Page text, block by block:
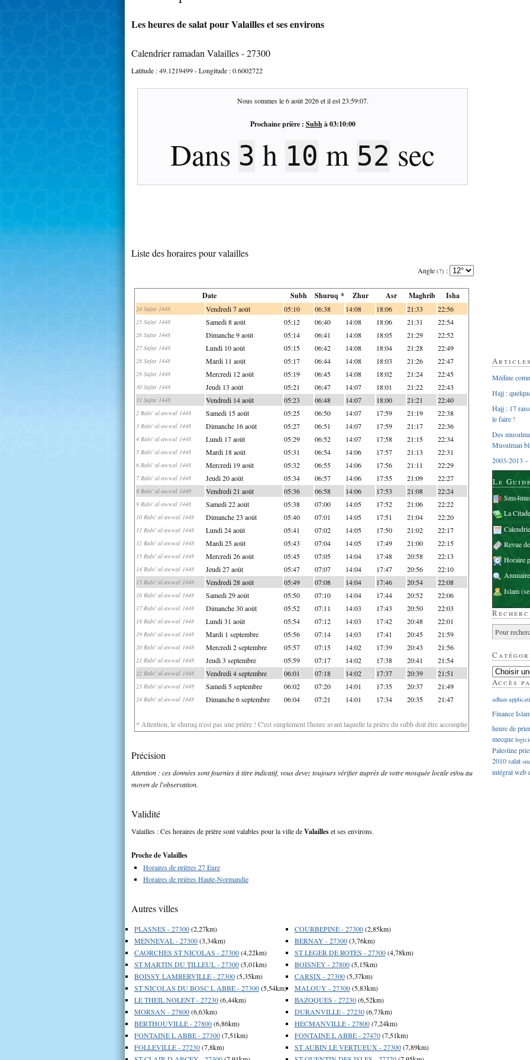
Les heures de salat pour Valailles et ses environs
Calendrier ramadan Valailles - 27300
Latitude :49.1219499- Longitude :0.6002722
Nous sommes le6 août 2026et il est23:59:08.
Prochaine prière : Subhà03:10:00
Dans 3 h 10 m 51 sec
Liste des horaires pour valailles
Angle (?) :
Date Subh Shuruq * Zhur Asr Maghrib Isha
24 Safar 1448 Vendredi 7 août 05:10 06:38 14:08 18:06 21:33 22:56
25 Safar 1448 Samedi 8 août 05:12 06:40 14:08 18:06 21:31 22:54
26 Safar 1448 Dimanche 9 août 05:14 06:41 14:08 18:05 21:29 22:52
27 Safar 1448 Lundi 10 août 05:15 06:42 14:08 18:04 21:28 22:49
28 Safar 1448 Mardi 11 août 05:17 06:44 14:08 18:03 21:26 22:47
29 Safar 1448 Mercredi 12 août 05:19 06:45 14:08 18:02 21:24 22:45
30 Safar 1448 Jeudi 13 août 05:21 06:47 14:07 18:01 21:22 22:43
31 Safar 1448 Vendredi 14 août 05:23 06:48 14:07 18:00 21:21 22:40
2 Rabi' al-awwal 1448 Samedi 15 août 05:25 06:50 14:07 17:59 21:19 22:38
3 Rabi' al-awwal 1448 Dimanche 16 août 05:27 06:51 14:07 17:59 21:17 22:36
4 Rabi' al-awwal 1448 Lundi 17 août 05:29 06:52 14:07 17:58 21:15 22:34
5 Rabi' al-awwal 1448 Mardi 18 août 05:31 06:54 14:06 17:57 21:13 22:31
6 Rabi' al-awwal 1448 Mercredi 19 août 05:32 06:55 14:06 17:56 21:11 22:29
7 Rabi' al-awwal 1448 Jeudi 20 août 05:34 06:57 14:06 17:55 21:09 22:27
8 Rabi' al-awwal 1448 Vendredi 21 août 05:36 06:58 14:06 17:53 21:08 22:24
9 Rabi' al-awwal 1448 Samedi 22 août 05:38 07:00 14:05 17:52 21:06 22:22
10 Rabi' al-awwal 1448 Dimanche 23 août 05:40 07:01 14:05 17:51 21:04 22:20
11 Rabi' al-awwal 1448 Lundi 24 août 05:41 07:02 14:05 17:50 21:02 22:17
12 Rabi' al-awwal 1448 Mardi 25 août 05:43 07:04 14:05 17:49 21:00 22:15
13 Rabi' al-awwal 1448 Mercredi 26 août 05:45 07:05 14:04 17:48 20:58 22:13
14 Rabi' al-awwal 1448 Jeudi 27 août 05:47 07:07 14:04 17:47 20:56 22:10
15 Rabi' al-awwal 1448 Vendredi 28 août 05:49 07:08 14:04 17:46 20:54 22:08
16 Rabi' al-awwal 1448 Samedi 29 août 05:50 07:10 14:04 17:44 20:52 22:06
17 Rabi' al-awwal 1448 Dimanche 30 août 05:52 07:11 14:03 17:43 20:50 22:03
18 Rabi' al-awwal 1448 Lundi 31 août 05:54 07:12 14:03 17:42 20:48 22:01
19 Rabi' al-awwal 1448 Mardi 1 septembre 05:56 07:14 14:03 17:41 20:45 21:59
20 Rabi' al-awwal 1448 Mercredi 2 septembre 05:57 07:15 14:02 17:39 20:43 21:56
21 Rabi' al-awwal 1448 Jeudi 3 septembre 05:59 07:17 14:02 17:38 20:41 21:54
22 Rabi' al-awwal 1448 Vendredi 4 septembre 06:01 07:18 14:02 17:37 20:39 21:51
23 Rabi' al-awwal 1448 Samedi 5 septembre 06:02 07:20 14:01 17:35 20:37 21:49
24 Rabi' al-awwal 1448 Dimanche 6 septembre 06:04 07:21 14:01 17:34 20:35 21:47
* Attention, le shuruq n'est pas une prière ! C'est simplement l'heure avant laquelle la prière du subh doit être accomplie
Précision
Attention : ces données sont fournies à titre indicatif, vous devez toujours vérifier auprès de votre mosquée locale et/ou au
moyen de l'observation.
Validité
Valailles : Ces horaires de prière sont valables pour la ville deValailleset ses environs.
Proche de Valailles
Horaires de prières 27 Eure
Horaires de prières Haute-Normandie
Autres villes
PLASNES - 27300(2,27km)
MENNEVAL - 27300(3,34km)
CAORCHES ST NICOLAS - 27300(4,22km)
ST MARTIN DU TILLEUL - 27300(5,01km)
BOISSY LAMBERVILLE - 27300(5,35km)
ST NICOLAS DU BOSC L ABBE - 27300(5,54km)
LE THEIL NOLENT - 27230(6,44km)
MORSAN - 27800(6,63km)
BERTHOUVILLE - 27800(6,86km)
FONTAINE L ABBE - 27300(7,51km)
FOLLEVILLE - 27230(7,8km)
COURBEPINE - 27300(2,85km)
BERNAY - 27300(3,76km)
ST LEGER DE ROTES - 27300(4,78km)
BOISNEY - 27800(5,15km)
CARSIX - 27300(5,37km)
MALOUY - 27300(5,83km)
BAZOQUES - 27230(6,52km)
DURANVILLE - 27230(6,73km)
HECMANVILLE - 27800(7,24km)
FONTAINE L ABBE - 27470(7,51km)
ST AUBIN LE VERTUEUX - 27300(7,89km)
Médine
Hajj :
Hajj : 17
le faire !
Des
Musulman
2003-2013 –
Le
La
Revue
Horaire
Islam
Accès
adhan
Finance
heure de
mecque
Palestine
2010salat
intégralweb